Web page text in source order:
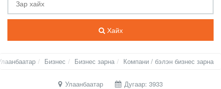
Хайх
Бизнес Бизнес зарна Компани / бэлэн бизнес зарна
Улаанбаатар Дугаар: 3933